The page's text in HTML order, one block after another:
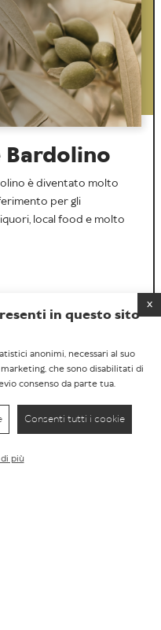
Bardolino
è diventato molto
per gli
local food e molto
in questo sito
anonimi, necessari al suo
che sono disabilitati di
consenso da parte tua.
Consenti tutti i cookie
più
x